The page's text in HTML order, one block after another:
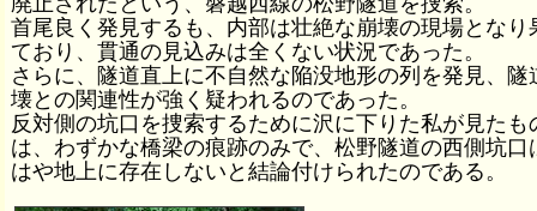
首尾良く発見するも、内部は壮絶な崩壊の現場となり
ており、貫通の見込みは全くない状況であった。
さらに、隧道直上に不自然な陥没地形の列を発見、隧
壊との関連性が強く疑われるのであった。
反対側の坑口を捜索するために沢に下りた私が見たも
は、わずかな橋梁の痕跡のみで、松野隧道の西側坑口
はや地上に存在しないと結論付けられたのである。